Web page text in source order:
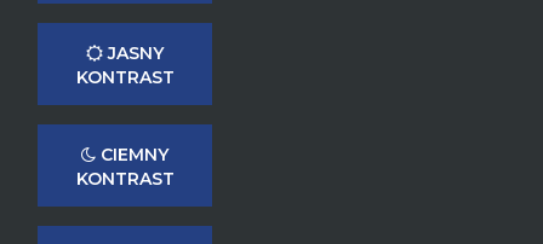
JASNY
KONTRAST
CIEMNY
KONTRAST